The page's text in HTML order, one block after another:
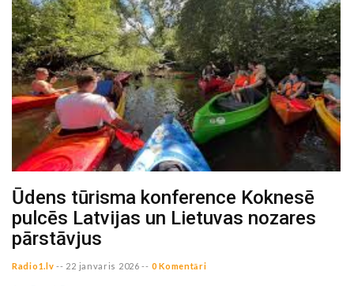
Ūdens tūrisma konference Koknesē
pulcēs Latvijas un Lietuvas nozares
pārstāvjus
Radio1.lv -- 22 janvaris 2026 -- 0 Komentāri